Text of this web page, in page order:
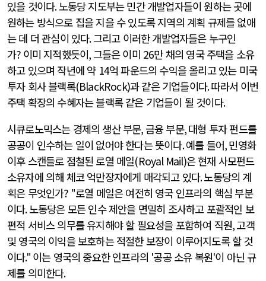
있을 것이다.노동당 지도부는 민간 개발업자들이 원하는 곳에
원하는 방식으로 집을 지을 수 있도록 지역의 계획 규제를 없애
는 데 더 관심이 있다.그리고 이러한 개발업자들은 누구인
가? 이미 지적했듯이,그들은 이미 26만 채의 영국 주택을 소유
하고 있으며 작년에 약 14억 파운드의 수익을 올리고 있는 미국
투자 회사 블랙록(BlackRock)과 같은 기업들이다.따라서 이번
주택 확장의 수혜자는 블랙록 같은 기업들이 될 것이다.
시큐로노믹스는 경제의 생산 부문,금융 부문,대형 투자 펀드를
공공이 인수하는 일이 없어야 한다는 뜻이다.예를 들어,민영화
이후 스캔들로 점철된 로열 메일(Royal Mail)은 현재 사모펀드
소유자에 의해 체코 억만장자에게 매각되고 있다.노동당의 계
획은 무엇인가? "로열 메일은 여전히 영국 인프라의 핵심 부분
이다.노동당은 모든 인수 제안을 면밀히 조사하고 포괄적인 보
편적 서비스 의무를 유지해야 할 필요성을 포함하여 직원,고객
및 영국의 이익을 보호하는 적절한 보장이 이루어지도록 할 것
이다." 이는 영국의 중요한 인프라의 '공공 소유 복원'이 아닌 규
제를 의미한다.